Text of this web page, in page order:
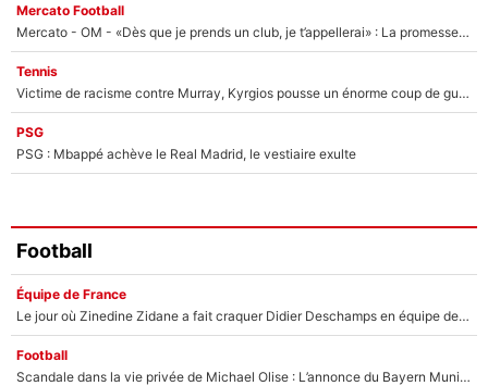
Mercato Football
Mercato - OM - «Dès que je prends un club, je t’appellerai» : La promesse de Marcelino au moment de claquer la porte
Tennis
Victime de racisme contre Murray, Kyrgios pousse un énorme coup de gueule !
PSG
PSG : Mbappé achève le Real Madrid, le vestiaire exulte
Football
Équipe de France
Le jour où Zinedine Zidane a fait craquer Didier Deschamps en équipe de France : «Je m’en suis voulu», l’ancien sélectionneur a regretté son geste !
Football
Scandale dans la vie privée de Michael Olise : L’annonce du Bayern Munich sur son enfant caché